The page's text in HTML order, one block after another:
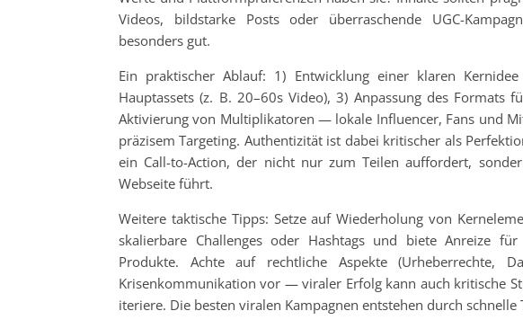
Videos, bildstarke Posts oder überraschende UGC-
besonders gut.
Ein praktischer Ablauf: 1) Entwicklung einer klaren
Hauptassets (z. B. 20–60s Video), 3) Anpassung des Formats
Aktivierung von Multiplikatoren — lokale Influencer, Fans und
präzisem Targeting. Authentizität ist dabei kritischer als
ein Call-to-Action, der nicht nur zum Teilen auffordert,
Webseite führt.
Weitere taktische Tipps: Setze auf Wiederholung von
skalierbare Challenges oder Hashtags und biete Anreize
Produkte. Achte auf rechtliche Aspekte (Urheberrechte,
Krisenkommunikation vor — viraler Erfolg kann auch kritische
iteriere. Die besten viralen Kampagnen entstehen durch schnelle